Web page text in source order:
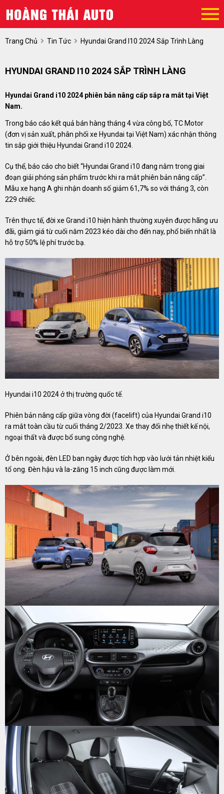
Trang Chủ Tin Tức Hyundai Grand I10 2024 Sắp Trình Làng
HYUNDAI GRAND I10 2024 SẮP TRÌNH LÀNG
Hyundai Grand i10 2024 phiên bản nâng cấp sắp ra mắt tại Việt
Nam.
Trong báo cáo kết quả bán hàng tháng 4 vừa công bố, TC Motor
(đơn vị sản xuất, phân phối xe Hyundai tại Việt Nam) xác nhận thông
tin sắp giới thiệu Hyundai Grand i10 2024.
Cụ thể, báo cáo cho biết “Hyundai Grand i10 đang nằm trong giai
đoạn giải phóng sản phẩm trước khi ra mắt phiên bản nâng cấp”.
Mẫu xe hạng A ghi nhận doanh số giảm 61,7% so với tháng 3, còn
229 chiếc.
Trên thực tế, đời xe Grand i10 hiện hành thường xuyên được hãng ưu
đãi, giảm giá từ cuối năm 2023 kéo dài cho đến nay, phổ biến nhất là
hỗ trợ 50% lệ phí trước bạ.
Hyundai i10 2024 ở thị trường quốc tế.
Phiên bản nâng cấp giữa vòng đời (facelift) của Hyundai Grand i10
ra mắt toàn cầu từ cuối tháng 2/2023. Xe thay đổi nhẹ thiết kế nội,
ngoại thất và được bổ sung công nghệ.
Ở bên ngoài, đèn LED ban ngày được tích hợp vào lưới tản nhiệt kiểu
tổ ong. Đèn hậu và la-zăng 15 inch cũng được làm mới.